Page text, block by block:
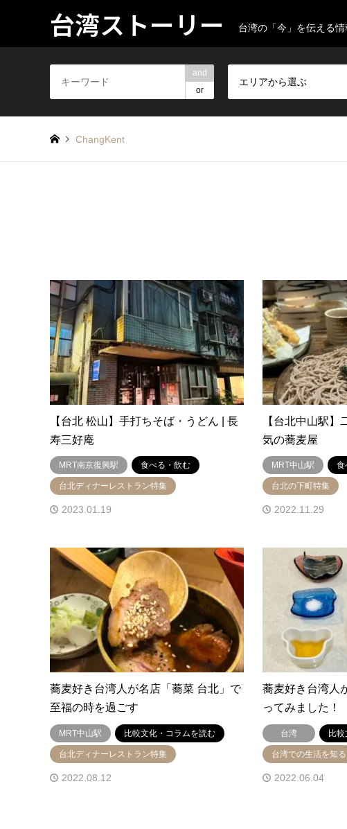
台湾ストーリー 台湾の「今」を伝える
and
or
エリアから選ぶ
ChangKent
【台北 松山】手打ちそば・うどん | 長
寿三好庵
MRT南京復興駅 食べる・飲む
台北ディナーレストラン特集
2023.01.19
【台北中山駅】
気の蕎麦屋
MRT中山駅 食
台北の下町特集
2022.11.29
蕎麦好き台湾人が名店「蕎菜 台北」で
至福の時を過ごす
MRT中山駅 比較文化・コラムを読む
台北ディナーレストラン特集
2022.08.12
蕎麦好き台湾人
ってみました！
台湾 比
台湾での生活を知る
2022.06.04